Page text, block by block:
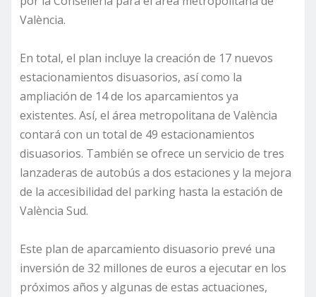
València.
En total, el plan incluye la creación de 17 nuevos
estacionamientos disuasorios, así como la
ampliación de 14 de los aparcamientos ya
existentes. Así, el área metropolitana de València
contará con un total de 49 estacionamientos
disuasorios. También se ofrece un servicio de tres
lanzaderas de autobús a dos estaciones y la mejora
de la accesibilidad del parking hasta la estación de
València Sud.
Este plan de aparcamiento disuasorio prevé una
inversión de 32 millones de euros a ejecutar en los
próximos años y algunas de estas actuaciones,